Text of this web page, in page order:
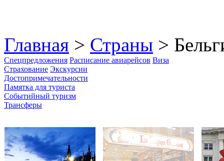
Главная > Страны >
Спецпредложения Расписание авиарейсов Виза
Страхование Экскурсии
Достопримечательности
Памятка для туриста
Событийный туризм
Трансферы